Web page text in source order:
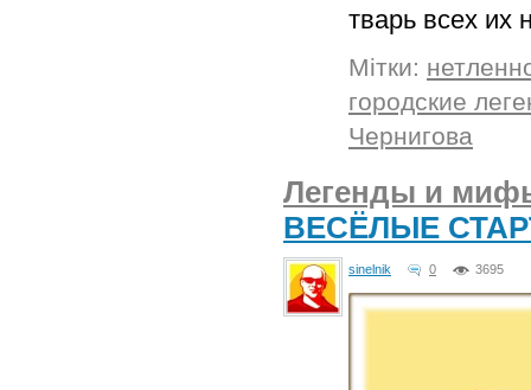
тварь всех их
Мітки:
городские
Чернигова
Легенды и
ВЕСЁЛЫЕ
sinelnik 0 3695